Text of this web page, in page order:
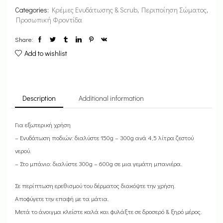
Categories: Κρέμες Ενυδάτωσης & Scrub, Περιποίηση Σώματος,
Προσωπική Φροντίδα
Share:
Add to wishlist
Description Additional information
Για εξωτερική χρήση
– Ενυδάτωση ποδιών: διαλύστε 150g – 300g ανά 4,5 λίτρα ζεστού
νερού.
– Στο μπάνιο: διαλύστε 300g – 600g σε μια γεμάτη μπανιέρα.
Σε περίπτωση ερεθισμού του δέρματος διακόψτε την χρήση.
Αποφύγετε την επαφή με τα μάτια.
Μετά το άνοιγμα κλείστε καλά και φυλάξτε σε δροσερό & ξηρό μέρος.